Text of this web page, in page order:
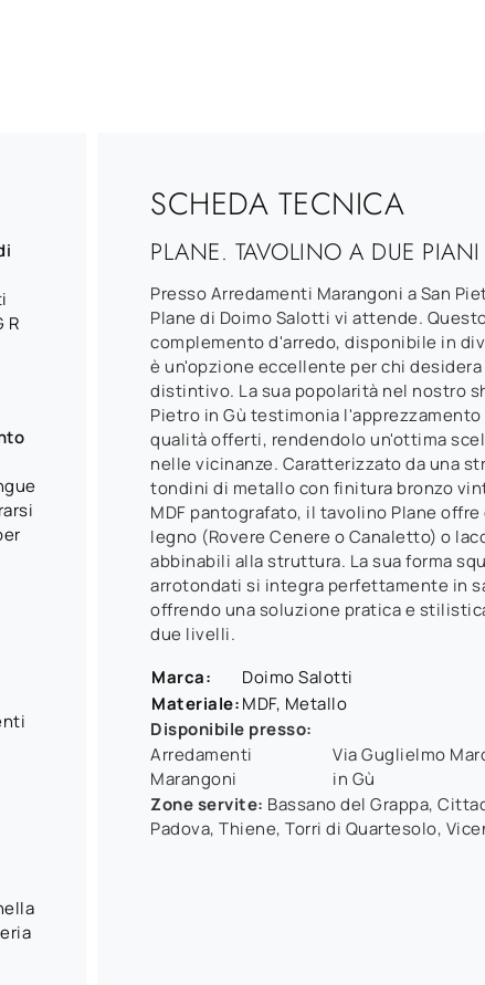
R
SCHEDA TECNICA
PLANE. TAVOLINO A DUE
Presso Arredamenti Marangoni a San
Plane di Doimo Salotti vi attende.
complemento d'arredo, disponibile in
è un'opzione eccellente per chi
distintivo. La sua popolarità nel nostro
Pietro in Gù testimonia
qualità offerti, rendendolo un'ottima
nelle vicinanze. Caratterizzato da una
tondini di metallo con finitura bronzo
MDF pantografato, il tavolino Plane
legno (Rovere Cenere o Canaletto) o
abbinabili alla struttura. La sua forma
arrotondati si integra perfettamente in
offrendo una soluzione pratica e
due livelli.
Marca:
Doimo Salotti
Materiale:MDF, Metallo
Disponibile presso:
Arredamenti
Marangoni
Via Guglielmo
in Gù
Zone servite: Bassano del Grappa,
Padova, Thiene, Torri di Quartesolo,